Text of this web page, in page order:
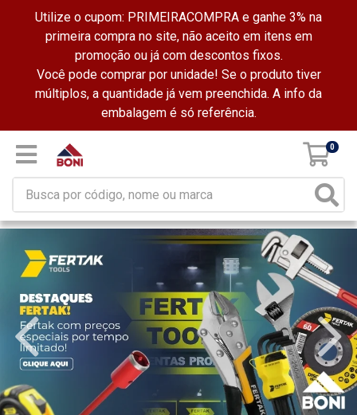
Utilize o cupom: PRIMEIRACOMPRA e ganhe 3% na
primeira compra no site, não aceito em itens em
promoção ou já com descontos fixos.
Você pode comprar por unidade! Se o produto tiver
múltiplos, a quantidade já vem preenchida. A info da
embalagem é só referência.
0